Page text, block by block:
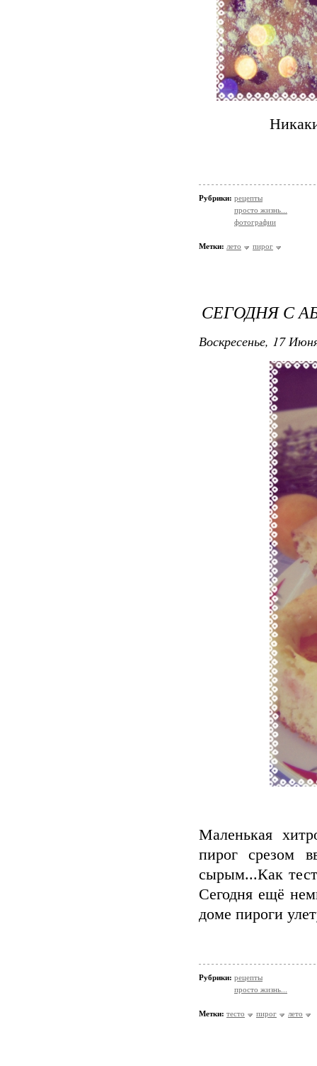
Рубрики: рецепты
просто жизнь...
фотографии
Метки: лето пирог
СЕГОДНЯ С
Воскресенье, 17
Маленькая
пирог срезом
сырым...Как
Сегодня ещё
доме пироги
Рубрики: рецепты
просто жизнь...
Метки: тесто пирог лето